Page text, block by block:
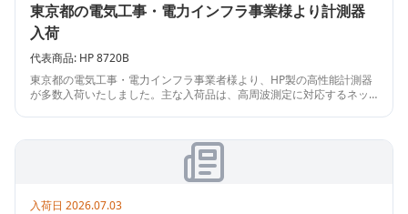
東京都の電気工事・電力インフラ事業様より計測器
入荷
代表商品: HP8720B
東京都の電気工事・電力インフラ事業者様より、HP製の高性能計測器
が多数入荷いたしました。主な入荷品は、高周波測定に対応するネッ
ト「8515A」などです。高周波回路や通信設備の試験・保守に最適な
ラインナップとなっております。ぜひご検討ください。
入荷日 2026.07.03